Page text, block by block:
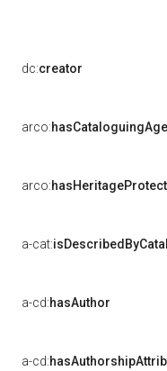
dc:creator
arco:
arco:
a-cat:
a-cd:hasAuthor
a-cd: